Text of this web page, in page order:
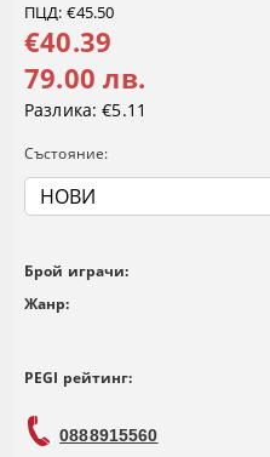
ПЦД: €45.50
€40.39
79.00 лв.
Разлика: €5.11
Състояние:
Брой играчи:
Жанр:
PEGI рейтинг:
0888915560